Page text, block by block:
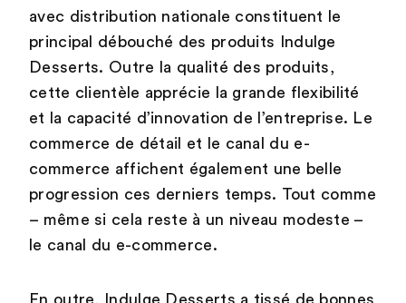
avec distribution nationale constituent le
principal débouché des produits Indulge
Desserts. Outre la qualité des produits,
cette clientèle apprécie la grande flexibilité
et la capacité d’innovation de l’entreprise. Le
commerce de détail et le canal du e-
commerce affichent également une belle
progression ces derniers temps. Tout comme
– même si cela reste à un niveau modeste –
le canal du e-commerce.
En outre, Indulge Desserts a tissé de bonnes